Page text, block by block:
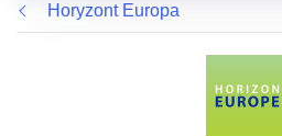
nowym
oknie)
Horyzont Europa